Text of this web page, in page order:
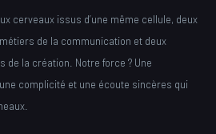
cerveaux issus d’une même cellule, deux
de la communication et deux
de la création. Notre force ? Une
complicité et une écoute sincères qui